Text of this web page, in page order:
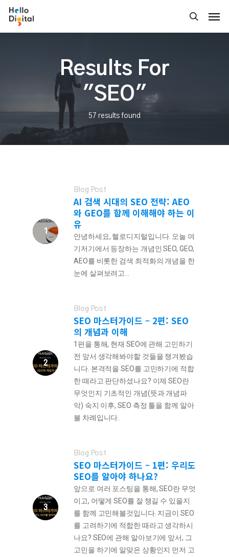
Skip
search
Results For
"SEO"
57 results found
AI 검색 시대의 SEO 전략: AEO
와 GEO를 함께 이해해야 하는 이
유
Blog Post
안녕하세요, 헬로디지털입니다. 오늘 여
기저기에서 등장하는 개념인 SEO, GEO,
AEO를 비롯한 검색 최적화의 개념을 한
눈에 살펴보려고...
SEO 마스터가이드 – 2편: SEO
의 개념과 이해
Blog Post
1편을 통해, 현재 SEO에 관해 고민하기
전 앞서 생각해봐야할 것들을 챙겨봤습
니다. 본격적을 SEO를 고민하기에 적합
한 때라고 판단하셨나요? 이제 SEO란
무엇인지 기초적인 개념(뜻과 개념파
악) 숙지 이후, SEO 측정 툴을 함께 알아
볼 차례입니다.
SEO 마스터가이드 – 1편: 우리도
SEO를 알아야 하나요?
Blog Post
앞으로 여러 포스팅을 통해, SEO란 무엇
이고, 어떻게 SEO를 잘 챙길 수 있을지
를 함께 고민해볼것입니다. 지금이 SEO
를 고려하기에 적합한 때라고 생각하시
나요? SEO에 관해 알아보기에 앞서, 그
고민을 하기에 알맞은 상황인지 먼저 고